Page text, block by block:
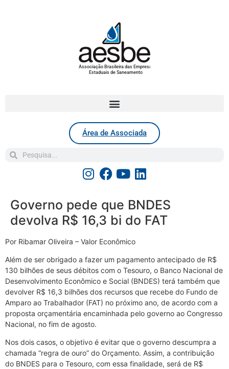
Associação Brasileira das Empresas
Estaduais de Saneamento
Área de Associada
Governo pede que BNDES
devolva R$ 16,3 bi do FAT
Por Ribamar Oliveira – Valor Econômico
Além de ser obrigado a fazer um pagamento antecipado de R$
130 bilhões de seus débitos com o Tesouro, o Banco Nacional de
Desenvolvimento Econômico e Social (BNDES) terá também que
devolver R$ 16,3 bilhões dos recursos que recebe do Fundo de
Amparo ao Trabalhador (FAT) no próximo ano, de acordo com a
proposta orçamentária encaminhada pelo governo ao Congresso
Nacional, no fim de agosto.
Nos dois casos, o objetivo é evitar que o governo descumpra a
chamada “regra de ouro” do Orçamento. Assim, a contribuição
do BNDES para o Tesouro, com essa finalidade, será de R$